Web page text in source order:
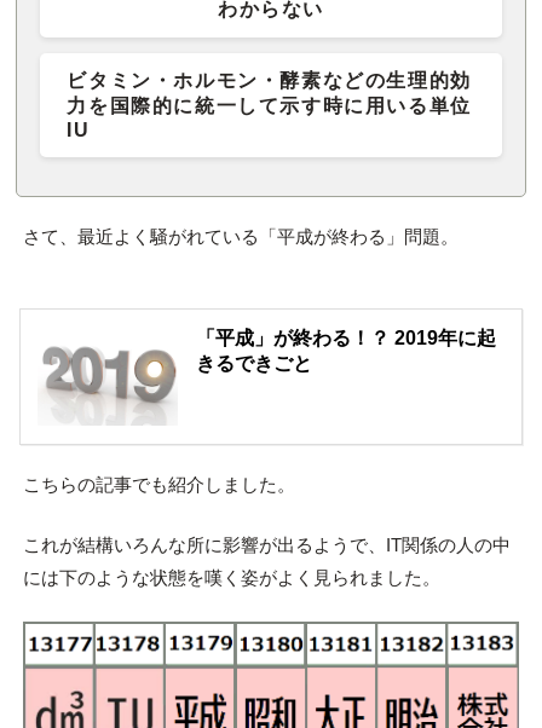
わからない
ビタミン・ホルモン・酵素などの生理的効
力を国際的に統一して示す時に用いる単位
IU
さて、最近よく騒がれている「平成が終わる」問題。
「平成」が終わる！？ 2019年に起
きるできごと
こちらの記事でも紹介しました。
これが結構いろんな所に影響が出るようで、IT関係の人の中
には下のような状態を嘆く姿がよく見られました。